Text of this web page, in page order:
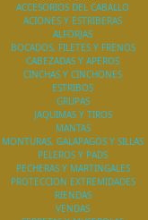
ACCESORIOS DEL CABALLO
ACIONES Y ESTRIBERAS
ALFORJAS
BOCADOS, FILETES Y FRENOS
CABEZADAS Y APEROS
CINCHAS Y CINCHONES
ESTRIBOS
GRUPAS
JAQUIMAS Y TIROS
MANTAS
MONTURAS, GALAPAGOS Y SILLAS
PELEROS Y PADS
PECHERAS Y MARTINGALES
PROTECCION EXTREMIDADES
RIENDAS
VENDAS